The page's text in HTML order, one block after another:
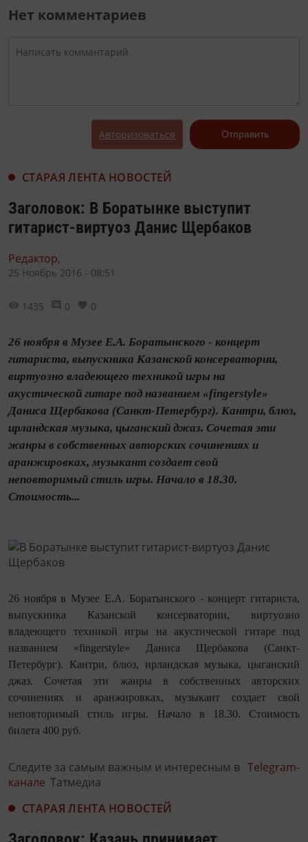
Нет комментариев
Авторизоваться Отправить
СТАРАЯ ЛЕНТА НОВОСТЕЙ
Заголовок: В Боратынке выступит
гитарист-виртуоз Данис Щербаков
Редактор,
25 Ноябрь 2016 - 08:51
1435 0 0
26 ноября в Музее Е.А. Боратынского - концерт
гитариста, выпускника Казанской консерватории,
виртуозно владеющего техникой игры на
акустической гитаре под названием «fingerstyle»
Даниса Щербакова (Санкт-Петербург). Кантри, блюз,
ирландская музыка, цыганский джаз. Сочетая эти
жанры в собственных авторских сочинениях и
аранжировках, музыкант создает свой
неповторимый стиль игры. Начало в 18.30.
Стоимость...
26 ноября в Музее Е.А. Боратынского - концерт гитариста,
выпускника Казанской консерватории, виртуозно
владеющего техникой игры на акустической гитаре под
названием «fingerstyle» Даниса Щербакова (Санкт-
Петербург). Кантри, блюз, ирландская музыка, цыганский
джаз. Сочетая эти жанры в собственных авторских
сочинениях и аранжировках, музыкант создает свой
неповторимый стиль игры. Начало в 18.30. Стоимость
билета 400 руб.
Следите за самым важным и интересным в Telegram-
канале Татмедиа
СТАРАЯ ЛЕНТА НОВОСТЕЙ